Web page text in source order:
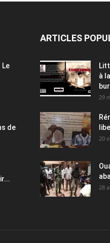
Le
de
ARTICLES
à
29
20
28